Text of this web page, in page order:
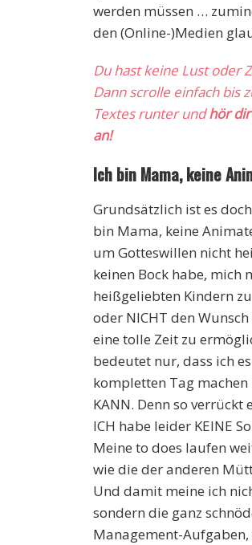
werden müssen …
den (Online-)Medien
Du hast keine Lust oder
Dann scrolle einfach bis
Textes runter undhör dir
an!
Ich bin Mama, keine
Grundsätzlich ist es
bin Mama, keine
um Gotteswillen nicht
keinen Bock habe, mich
heißgeliebten Kindern
oder NICHT den
eine tolle Zeit zu
bedeutet nur, dass ich
kompletten Tag
KANN. Denn so verrückt
ICH habe leider KEINE
Meine to does laufen
wie die der anderen
Und damit meine ich
sondern die ganz
Management-